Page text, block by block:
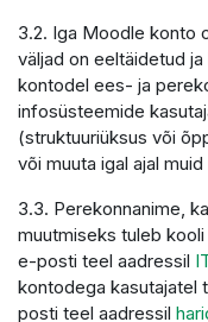
3.2. Iga Moodle konto
väljad on eeltäidetud
kontodel ees- ja
infosüsteemide
(struktuuriüksus või
või muuta igal ajal
3.3. Perekonnanime,
muutmiseks tuleb
e-posti teel aadressil
kontodega kasutajatel
posti teel aadressil